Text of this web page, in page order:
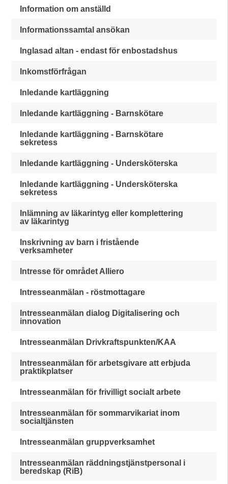
Information om anställd
Informationssamtal ansökan
Inglasad altan - endast för enbostadshus
Inkomstförfrågan
Inledande kartläggning
Inledande kartläggning - Barnskötare
Inledande kartläggning - Barnskötare
sekretess
Inledande kartläggning - Undersköterska
Inledande kartläggning - Undersköterska
sekretess
Inlämning av läkarintyg eller komplettering
av läkarintyg
Inskrivning av barn i fristående
verksamheter
Intresse för området Alliero
Intresseanmälan - röstmottagare
Intresseanmälan dialog Digitalisering och
innovation
Intresseanmälan Drivkraftspunkten/KAA
Intresseanmälan för arbetsgivare att erbjuda
praktikplatser
Intresseanmälan för frivilligt socialt arbete
Intresseanmälan för sommarvikariat inom
socialtjänsten
Intresseanmälan gruppverksamhet
Intresseanmälan räddningstjänstpersonal i
beredskap (RiB)